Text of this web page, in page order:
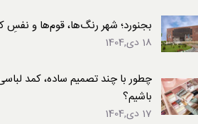
بجنورد؛ شهر رنگ‌ها، قوم‌ها و نفسِ
18 دی,1404
چطور با چند تصمیم ساده، کمد
باشیم؟
17 دی,1404